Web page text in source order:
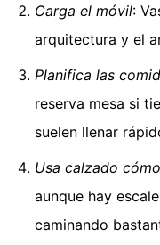
Carga el móvil:
arquitectura y el
Planifica las
reserva mesa si
suelen llenar
Usa calzado
aunque hay
caminando